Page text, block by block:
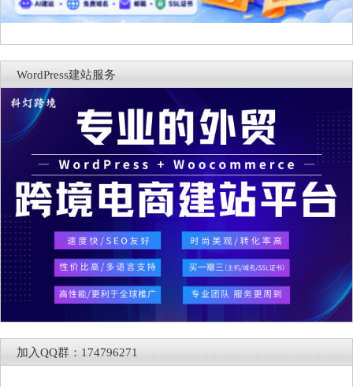
WordPress建站服务
加入QQ群：174796271